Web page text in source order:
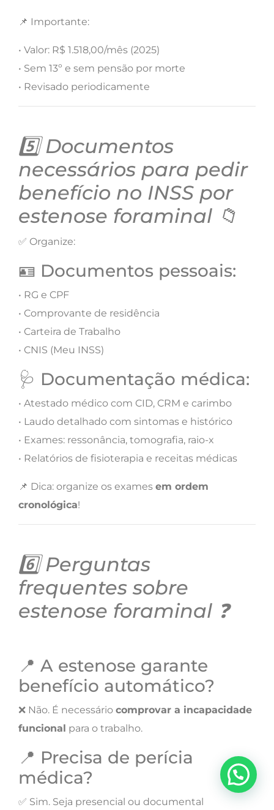
📌 Importante:
• Valor: R$ 1.518,00/mês (2025)
• Sem 13º e sem pensão por morte
• Revisado periodicamente
5️⃣ Documentos
necessários para pedir
benefício no INSS por
estenose foraminal 📁
✅ Organize:
🪪 Documentos pessoais:
• RG e CPF
• Comprovante de residência
• Carteira de Trabalho
• CNIS (Meu INSS)
🩺 Documentação médica:
• Atestado médico com CID, CRM e carimbo
• Laudo detalhado com sintomas e histórico
• Exames: ressonância, tomografia, raio-x
• Relatórios de fisioterapia e receitas médicas
📌 Dica: organize os exames em ordem
cronológica!
6️⃣ Perguntas
frequentes sobre
estenose foraminal ❓
📍 A estenose garante
benefício automático?
❌ Não. É necessário comprovar a incapacidade
funcional para o trabalho.
📍 Precisa de perícia
médica?
✅ Sim. Seja presencial ou documental